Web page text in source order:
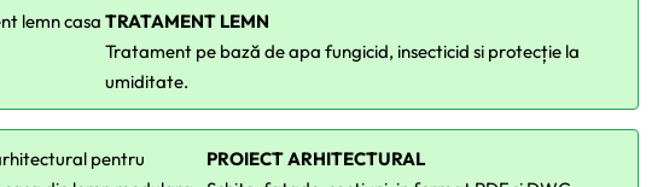
TRATAMENT LEMN
Tratament pe bază de apa fungicid, insecticid si protecție la
umiditate.
PROIECT ARHITECTURAL